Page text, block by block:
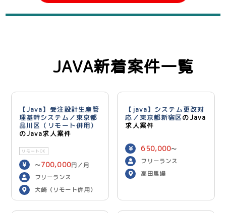
JAVA新着案件一覧
【Java】受注設計生産管
理基幹システム／東京都
品川区（リモート併用）
のJava求人案件
リモートOK
〜700,000円／月
フリーランス
大崎（リモート併用）
【java】システム更改対
応／東京都新宿区のJava
求人案件
650,000〜
750,000 円／月
フリーランス
高田馬場